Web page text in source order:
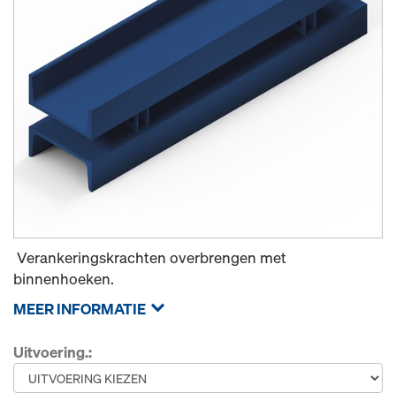
Verankeringskrachten overbrengen met
binnenhoeken.
MEER INFORMATIE
Uitvoering.: